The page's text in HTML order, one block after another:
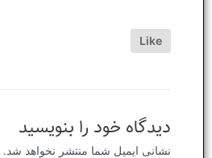
Like
دیدگاه‌ خود را بنویسید
نشانی ایمیل شما منتشر نخواهد شد.